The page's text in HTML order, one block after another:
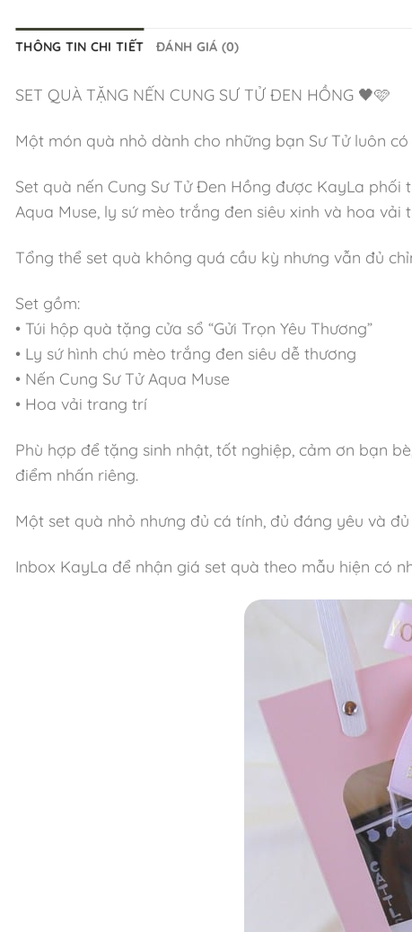
THÔNG TIN CHI TIẾT ĐÁNH GIÁ (0)
SET QUÀ TẶNG NẾN CUNG SƯ TỬ ĐEN HỒNG 🖤🩷
Một món quà nhỏ dành cho những bạn Sư Tử luôn
Set quà nến Cung Sư Tử Đen Hồng được KayLa
Aqua Muse, ly sứ mèo trắng đen siêu xinh và hoa vải
Tổng thể set quà không quá cầu kỳ nhưng vẫn đủ
Set gồm:
• Túi hộp quà tặng cửa sổ “Gửi Trọn Yêu Thương”
• Ly sứ hình chú mèo trắng đen siêu dễ thương
• Nến Cung Sư Tử Aqua Muse
• Hoa vải trang trí
Phù hợp để tặng sinh nhật, tốt nghiệp, cảm ơn bạn
điểm nhấn riêng.
Một set quà nhỏ nhưng đủ cá tính, đủ đáng yêu và
Inbox KayLa để nhận giá set quà theo mẫu hiện có